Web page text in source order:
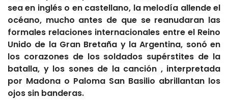
sea en inglés o en castellano, la melodía allende el
océano, mucho antes de que se reanudaran las
formales relaciones internacionales entre el Reino
Unido de la Gran Bretaña y la Argentina, sonó en
los corazones de los soldados supérstites de la
batalla, y los sones de la canción , interpretada
por Madona o Paloma San Basilio abrillantan los
ojos sin banderas.